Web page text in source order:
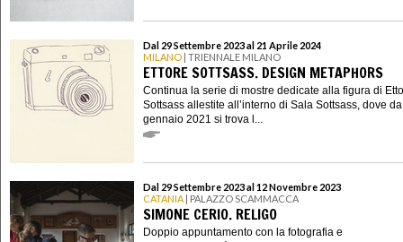
Dal 29 Settembre 2023 al 21 Aprile 2024
MILANO | TRIENNALE MILANO
ETTORE SOTTSASS. DESIGN METAPHORS
Continua la serie di mostre dedicate alla figura di
Sottsass allestite all’interno di Sala Sottsass, dove da
gennaio 2021 si trova l...
Dal 29 Settembre 2023 al 12 Novembre 2023
CATANIA | PALAZZO SCAMMACCA
SIMONE CERIO. RELIGO
Doppio appuntamento con la fotografia e